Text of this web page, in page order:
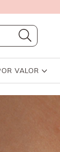
VALOR